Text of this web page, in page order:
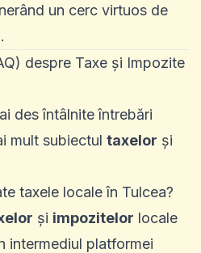
un cerc virtuos de
despre Taxe și Impozite
des întâlnite întrebări
mult subiectul taxelor și
taxele locale în Tulcea?
și impozitelor locale
intermediul platformei